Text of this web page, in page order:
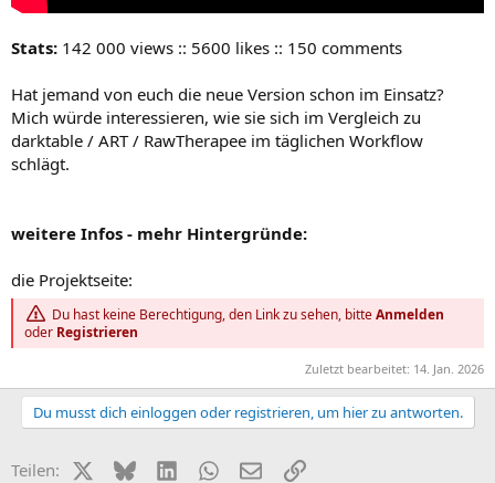
Stats: 142 000 views :: 5600 likes :: 150 comments
Hat jemand von euch die neue Version schon im Einsatz?
Mich würde interessieren, wie sie sich im Vergleich zu
darktable / ART / RawTherapee im täglichen Workflow
schlägt.
weitere Infos - mehr Hintergründe:
die Projektseite:
Du hast keine Berechtigung, den Link zu sehen, bitteAnmelden
oder Registrieren
Zuletzt bearbeitet: 14. Jan. 2026
Du musst dich einloggen oder registrieren, um hier zu antworten.
Teilen: X (Twitter)
BlueskyLinkedInWhatsApp
E-MailLink